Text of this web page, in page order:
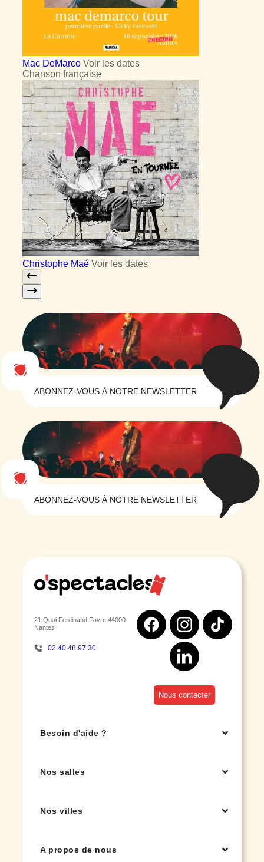
Mac DeMarco Voir les dates
Chanson française
Christophe Maé Voir les dates
ABONNEZ-VOUS À NOTRE NEWSLETTER
ABONNEZ-VOUS À NOTRE NEWSLETTER
21 Quai Ferdinand Favre 44000
Nantes
02 40 48 97 30
Nous contacter
Besoin d'aide ?
Nos salles
Nos villes
A propos de nous